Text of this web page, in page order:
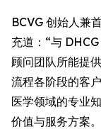
BCVG 创始人兼
充道：“与
顾问团队所能提
流程各阶段的客
医学领域的专业
价值与服务方案